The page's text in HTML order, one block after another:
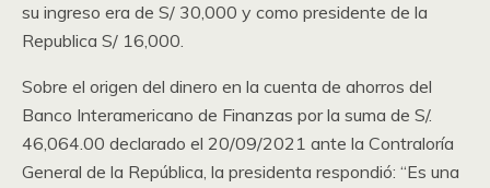
su ingreso era de S/ 30,000 y como presidente de la
Republica S/ 16,000.
Sobre el origen del dinero en la cuenta de ahorros del
Banco Interamericano de Finanzas por la suma de S/.
46,064.00 declarado el 20/09/2021 ante la Contraloría
General de la República, la presidenta respondió: “Es una